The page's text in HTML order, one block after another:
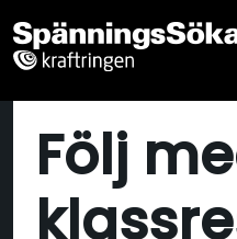
Följ